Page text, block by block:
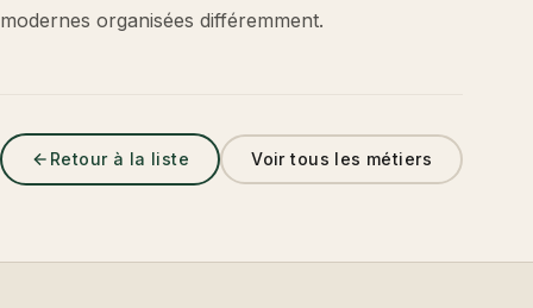
modernes organisées différemment.
Retour à la liste Voir tous les métiers